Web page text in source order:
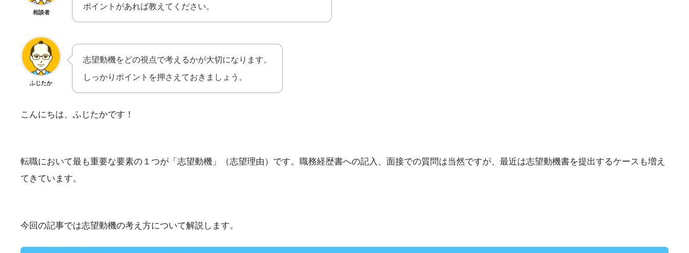
相談者
ポイントがあれば教えてください。
ふじたか
志望動機をどの視点で考えるかが大切になります。
しっかりポイントを押さえておきましょう。
こんにちは、ふじたかです！
転職において最も重要な要素の１つが「志望動機」（志望理由）です。職務経歴書への記入、面接での質問は当然ですが、最近は志望動機書を提出するケースも増え
てきています。
今回の記事では志望動機の考え方について解説します。